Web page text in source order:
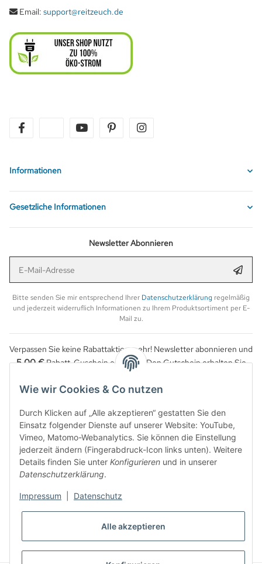
Wie wir Cookies & Co nutzen
Durch Klicken auf „Alle akzeptieren“ gestatten Sie den
Einsatz folgender Dienste auf unserer Website: YouTube,
Vimeo, Matomo-Webanalytics. Sie können die Einstellung
jederzeit ändern (Fingerabdruck-Icon links unten). Weitere
Details finden Sie unter Konfigurieren und in unserer
Datenschutzerklärung.
Impressum Datenschutz
Alle akzeptieren
Email: support@reitzeuch.de
twitter youtube pinterest
Informationen
Gesetzliche Informationen
Newsletter Abonnieren
Bitte senden Sie mir entsprechend Ihrer Datenschutzerklärung regelmäßig
und jederzeit widerruflich Informationen zu Ihrem Produktsortiment per E-
Mail zu.
Verpassen Sie keine Rabattaktion mehr! Newsletter abonnieren und
5,00 €Rabatt-Guschein erhalten. Den Gutschein erhalten Sie
per Email nach der erfolgreichen Bestätigung Ihrer Email-Adresse.
WIDERRUFSBUTTON